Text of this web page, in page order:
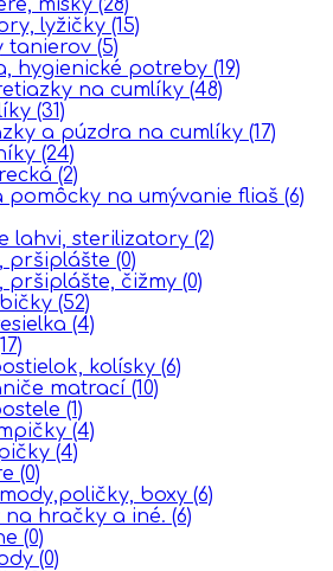
lyžičky (15)
tanierov (5)
hygienické potreby (19)
na cumlíky (48)
(31)
a púzdra na cumlíky (17)
(24)
(2)
pomôcky na umývanie fliaš (6)
lahvi, sterilizatory (2)
pršiplášte (0)
pršiplášte, čižmy (0)
(52)
(4)
kolísky (6)
matrací (10)
(1)
(4)
(4)
(0)
boxy (6)
na hračky a iné. (6)
(0)
(0)